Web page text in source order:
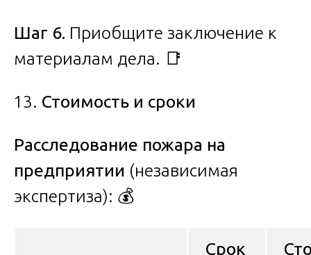
Шаг 6. Приобщите заключение к
материалам дела. 📑
Стоимость и сроки
Расследование пожара на
предприятии (независимая
экспертиза): 💰
Срок